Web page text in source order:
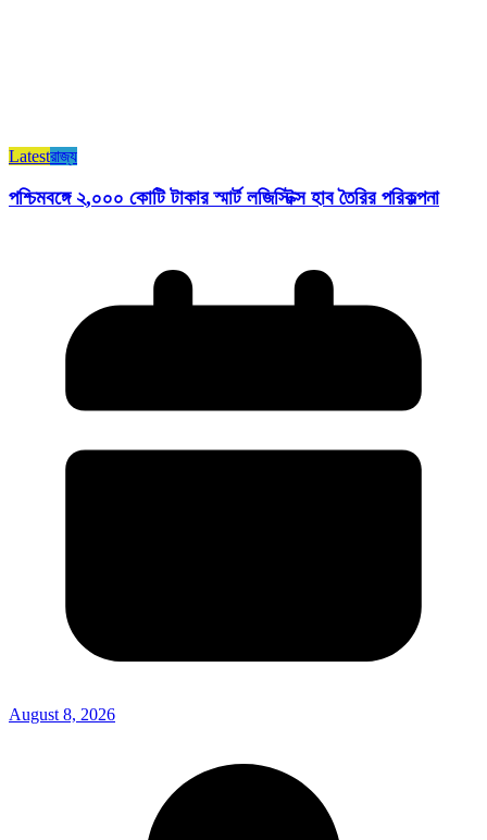
Latestরাজ্য​
পশ্চিমবঙ্গে ২,০০০ কোটি টাকার স্মার্ট লজিস্টিক্স হাব তৈরির পরিকল্পনা
August 8, 2026